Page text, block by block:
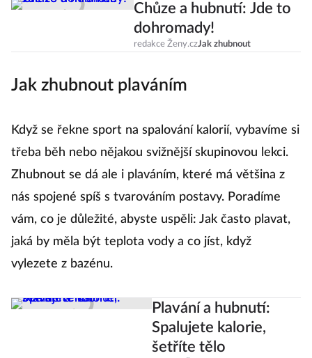
Chůze a hubnutí: Jde to
dohromady!
redakce Ženy.czJak zhubnout
Jak zhubnout plaváním
Když se řekne sport na spalování kalorií, vybavíme si
třeba běh nebo nějakou svižnější skupinovou lekci.
Zhubnout se dá ale i plaváním, které má většina z
nás spojené spíš s tvarováním postavy. Poradíme
vám, co je důležité, abyste uspěli: Jak často plavat,
jaká by měla být teplota vody a co jíst, když
vylezete z bazénu.
Plavání a hubnutí:
Spalujete kalorie,
šetříte tělo